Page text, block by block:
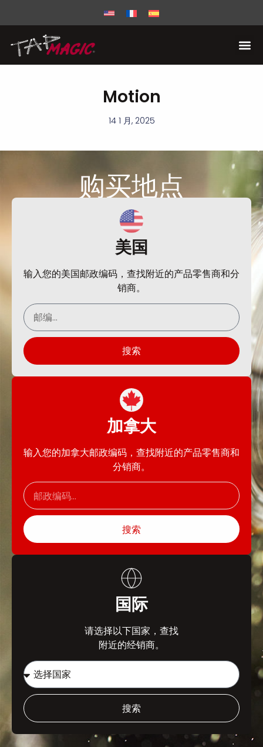
Motion
14 1 月, 2025
购买地点
美国
输入您的美国邮政编码，查找附近的产品零售商和分
销商。
搜索
加拿大
输入您的加拿大邮政编码，查找附近的产品零售商和
分销商。
搜索
国际
请选择以下国家，查找
附近的经销商。
搜索